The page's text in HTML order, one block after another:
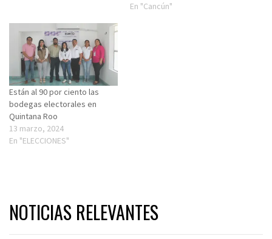
En "Cancún"
Están al 90 por ciento las
bodegas electorales en
Quintana Roo
13 marzo, 2024
En "ELECCIONES"
NOTICIAS RELEVANTES